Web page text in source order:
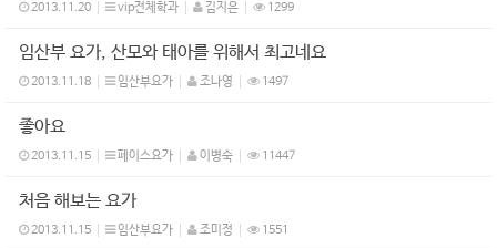
2013.11.20 vip전체학과 김지은 1299
임산부 요가, 산모와 태아를 위해서 최고네요
2013.11.18 임산부요가 조나영 1497
좋아요
2013.11.15 페이스요가 이병숙 11447
처음 해보는 요가
2013.11.15 임산부요가 조미정 1551